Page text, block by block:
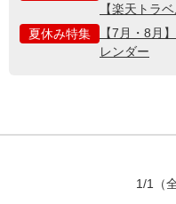
【楽天トラベ
夏休み特集
【7月・8月
レンダー
1/1 （